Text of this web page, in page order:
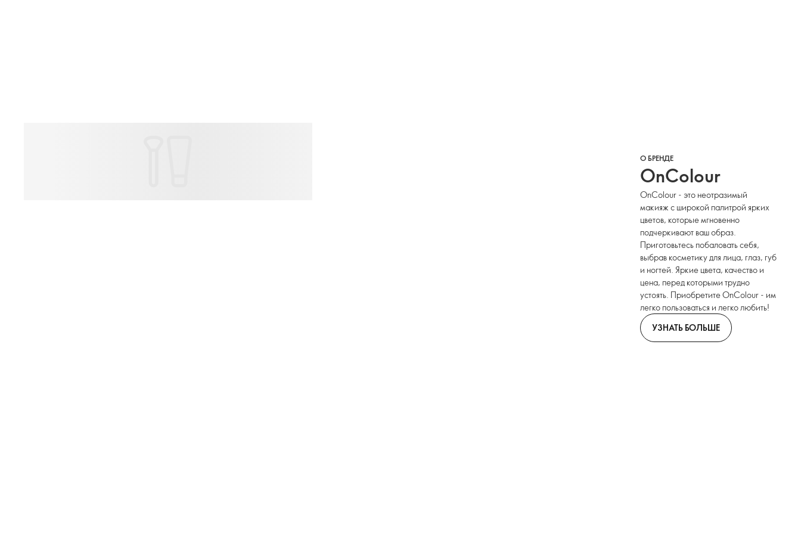
О БРЕНДЕ
OnColour
OnColour - это неотразимый
макияж с широкой палитрой ярких
цветов, которые мгновенно
подчеркивают ваш образ.
Приготовьтесь побаловать себя,
выбрав косметику для лица, глаз, губ
и ногтей. Яркие цвета, качество и
цена, перед которыми трудно
устоять. Приобретите OnColour - им
легко пользоваться и легко любить!
УЗНАТЬ БОЛЬШЕ